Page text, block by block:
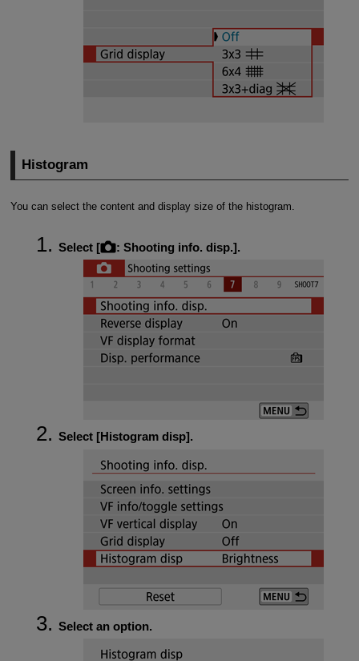
Histogram
You can select the content and display size of the histogram.
Select [ : Shooting info. disp.].
Select [Histogram disp].
Select an option.